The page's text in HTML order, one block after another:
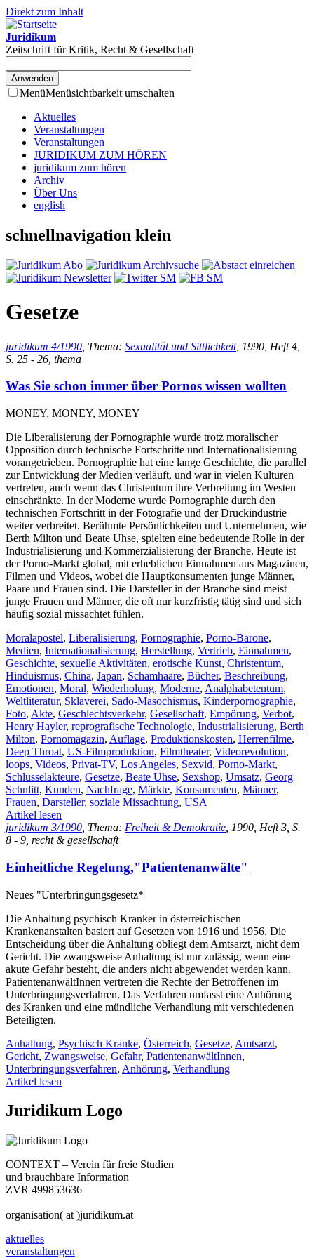
Direkt zum Inhalt
Juridikum
Zeitschrift für Kritik, Recht & Gesellschaft
MenüMenüsichtbarkeit umschalten
Aktuelles
Veranstaltungen
Veranstaltungen
JURIDIKUM ZUM HÖREN
juridikum zum hören
Archiv
Über Uns
english
schnellnavigation klein
Gesetze
juridikum 4/1990 , Thema: Sexualität und Sittlichkeit, 1990, Heft 4,
S. 25 - 26, thema
Was Sie schon immer über Pornos wissen wollten
MONEY, MONEY, MONEY
Die Liberalisierung der Pornographie wurde trotz moralischer
Opposition durch technische Fortschritte und Internationalisierung
vorangetrieben. Pornographie hat eine lange Geschichte, die parallel
zur Entwicklung der Medien verläuft, und war in vielen Kulturen
vertreten, auch wenn das Christentum ihre Verbreitung im Westen
einschränkte. In der Moderne wurde Pornographie durch den
technischen Fortschritt in der Fotografie und der Druckindustrie
weiter verbreitet. Berühmte Persönlichkeiten und Unternehmen, wie
Berth Milton und Beate Uhse, spielten eine bedeutende Rolle in der
Industrialisierung und Kommerzialisierung der Branche. Heute ist
der Porno-Markt global, mit erheblichen Einnahmen aus Magazinen,
Filmen und Videos, wobei die Hauptkonsumenten junge Männer,
Paare und Frauen sind. Die Darsteller in der Branche sind meist
junge Frauen und Männer, die oft nur kurzfristig tätig sind und sich
häufig sozial missachtet fühlen.
Moralapostel, Liberalisierung, Pornographie, Porno-Barone,
Medien, Internationalisierung, Herstellung, Vertrieb, Einnahmen,
Geschichte, sexuelle Aktivitäten, erotische Kunst, Christentum,
Hinduismus, China, Japan, Schamhaare, Bücher, Beschreibung,
Emotionen, Moral, Wiederholung, Moderne, Analphabetentum,
Weltliteratur, Sklaverei, Sado-Masochismus, Kinderpornographie,
Foto, Akte, Geschlechtsverkehr, Gesellschaft, Empörung, Verbot,
Henry Hayler, reprografische Technologie, Industrialisierung, Berth
Milton, Pornomagazin, Auflage, Produktionskosten, Herrenfilme,
Deep Throat, US-Filmproduktion, Filmtheater, Videorevolution,
loops, Videos, Privat-TV, Los Angeles, Sexvid, Porno-Markt,
Schlüsselakteure, Gesetze, Beate Uhse, Sexshop, Umsatz, Georg
Schnlitt, Kunden, Nachfrage, Märkte, Konsumenten, Männer,
Frauen, Darsteller, soziale Missachtung, USA
Artikel lesen
juridikum 3/1990 , Thema: Freiheit & Demokratie , 1990, Heft 3, S.
8 - 9, recht & gesellschaft
Einheitliche Regelung,"Patientenanwälte"
Neues "Unterbringungsgesetz*
Die Anhaltung psychisch Kranker in österreichischen
Krankenanstalten basiert auf Gesetzen von 1916 und 1956. Die
Entscheidung über die Anhaltung obliegt dem Amtsarzt, nicht dem
Gericht. Die zwangsweise Anhaltung ist nur zulässig, wenn eine
akute Gefahr besteht, die anders nicht abgewendet werden kann.
PatientenanwältInnen vertreten die Rechte der Betroffenen im
Unterbringungsverfahren. Das Verfahren umfasst eine Anhörung
des Kranken und eine mündliche Verhandlung mit verschiedenen
Beteiligten.
Anhaltung, Psychisch Kranke, Österreich, Gesetze, Amtsarzt,
Gericht, Zwangsweise, Gefahr, PatientenanwältInnen,
Unterbringungsverfahren, Anhörung, Verhandlung
Artikel lesen
Juridikum Logo
CONTEXT – Verein für freie Studien
und brauchbare Information
ZVR 499853636
organisation( at )juridikum.at
aktuelles
veranstaltungen